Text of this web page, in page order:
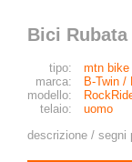
Bici Rubata
tipo: mtn bike
marca:
B-Twin /
modello:
telaio:
uomo
descrizione / segni